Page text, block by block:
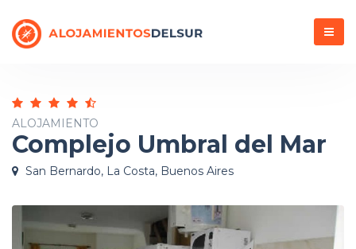
Menú
ALOJAMIENTO
Complejo Umbral del Mar
San Bernardo, La Costa, Buenos Aires